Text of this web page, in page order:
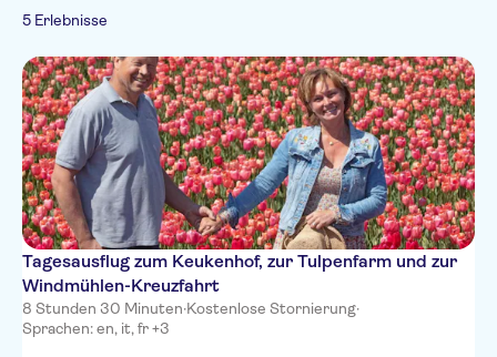
Ohne Anstehen
Sportarten
Transfer
Französisch
Portugiesisch
5 Erlebnisse
Tagesausflug zum Keukenhof, zur Tulpenfarm und zur
Windmühlen-Kreuzfahrt
8 Stunden 30 Minuten·Kostenlose Stornierung·
Sprachen: en, it, fr +3